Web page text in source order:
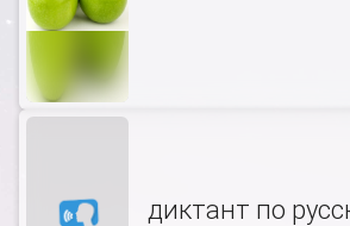
диктант по